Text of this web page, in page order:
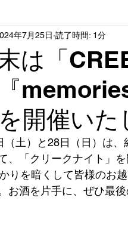
は「
開催いた
年7月25日 読了時間: 1分
土）と28日（日）は
、「クリークナイト」
りを暗くして皆様のお
お酒を片手に、ぜひ最